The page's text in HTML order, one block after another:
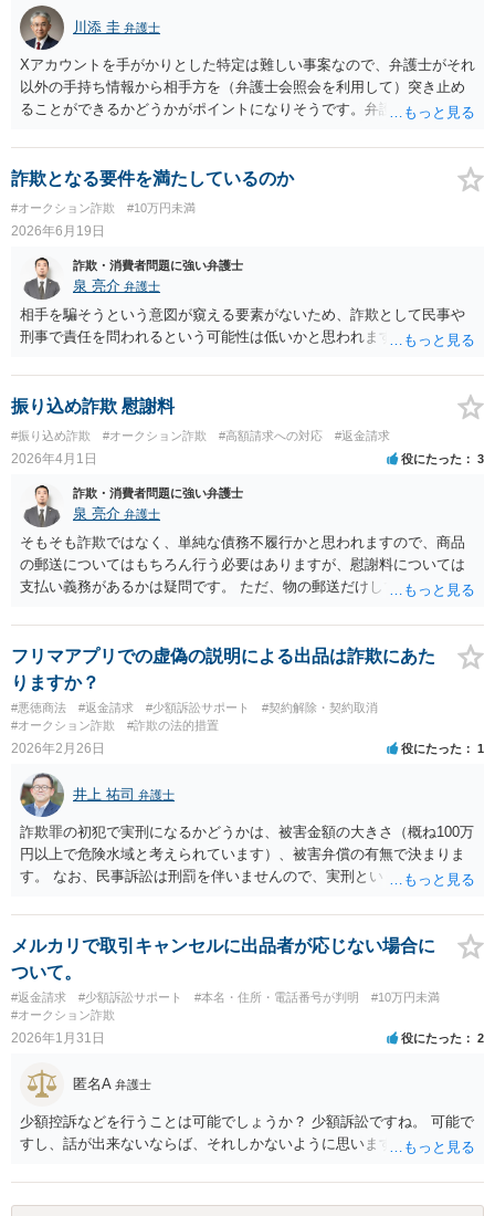
川添 圭 弁護士
Xアカウントを手がかりとした特定は難しい事案なので、弁護士がそれ
以外の手持ち情報から相手方を（弁護士会照会を利用して）突き止め
ることができるかどうかがポイントになりそうです。弁護士による調
せることになるでしょう。見通しについては、実際の資料等を弁護士
に検討してもらう必要があると思います。弁護士費用は自由化されて
いますので個別に確認いただく必要がありますが、そもそも回収でき
るかどうかが問題になり得る事案であり、被害額の規模からみると、
仮に回収できたとしても弁護士費用を差し引いた実質回収分はかなり
少なくなる可能性もあるように思います。
詐欺となる要件を満たしているのか
#オークション詐欺 #10万円未満
2026年6月19日
詐欺・消費者問題に強い弁護士
泉 亮介 弁護士
相手を騙そうという意図が窺える要素がないため、詐欺として民事や
刑事で責任を問われるという可能性は低いかと思われます。
振り込め詐欺 慰謝料
#振り込め詐欺 #オークション詐欺 #高額請求への対応 #返金請求
2026年4月1日 役にたった 3
詐欺・消費者問題に強い弁護士
泉 亮介 弁護士
そもそも詐欺ではなく、単純な債務不履行かと思われますので、商品
の郵送についてはもちろん行う必要はありますが、慰謝料については
支払い義務があるかは疑問です。 ただ、物の郵送だけして、トラブル
いをされて方が良いでしょう。
フリマアプリでの虚偽の説明による出品は詐欺にあた
りますか？
#悪徳商法 #返金請求 #少額訴訟サポート
#契約解除・契約取消
#オークション詐欺
#詐欺の法的措置
2026年2月26日 役にたった 1
井上 祐司 弁護士
詐欺罪の初犯で実刑になるかどうかは、被害金額の大きさ（概ね100万
円以上で危険水域と考えられています）、被害弁償の有無で決まりま
す。 なお、民事訴訟は刑罰を伴いませんので、実刑というのは詐欺罪
も、詐欺罪で立件可能かどうかは、欺罔行為（騙す内容の文章）の中
に明確な嘘が含まれているかどうかで判断されることが多いので、ご
質問の内容で詐欺罪の立件可能性があるかどうかは具体的な事実関係
次第と考えます。
メルカリで取引キャンセルに出品者が応じない場合に
ついて。
#返金請求 #少額訴訟サポート #本名・住所・電話番号が判明
#10万円未満
#オークション詐欺
2026年1月31日 役にたった 2
匿名A 弁護士
少額控訴などを行うことは可能でしょうか？ 少額訴訟ですね。 可能で
すし、話が出来ないならば、それしかないように思います。